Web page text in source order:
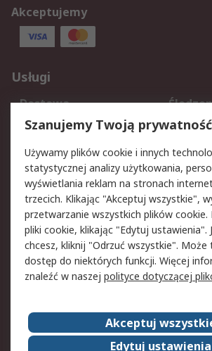
Akceptujemy
Usługi
Dostawa
Reklamacje i zwroty
Aspekty prawne
Bezpieczeństwo e-
maila
plików
Polityka prywatności
Zastrzeżenia prawne
O firmie RS
RS na
Szanujemy Twoją prywatność
Używamy plików cookie i innych
statystycznej analizy użytkowania,
wyświetlania reklam na stronach
trzecich. Klikając "Akceptuj wszystkie",
przetwarzanie wszystkich plików cookie.
pliki cookie, klikając "Edytuj ustawienia".
chcesz, kliknij "Odrzuć wszystkie". Może
dostęp do niektórych funkcji. Więcej
znaleźć w naszej polityce dotyczącej
Akceptuj
Edytuj ustawienia